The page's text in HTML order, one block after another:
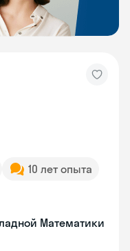
10 лет опыта
Математики